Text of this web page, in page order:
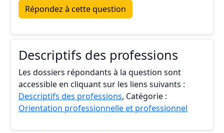
Répondez à cette question
Descriptifs des professions
Les dossiers répondants à la question sont
accessible en cliquant sur les liens suivants :
Descriptifs des professions, Catégorie :
Orientation professionnelle et professionnel